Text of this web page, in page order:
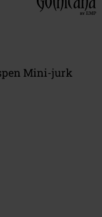
Mini-jurk